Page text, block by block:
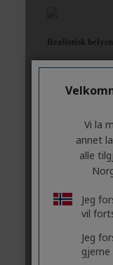
Vi la
annet
alle
Jeg
vil
Jeg